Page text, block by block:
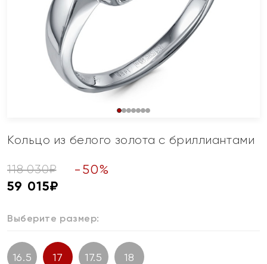
Кольцо из белого золота с бриллиантами
118 030₽ - 50%
59 015₽
Выберите размер:
16.5 17 17.5 18